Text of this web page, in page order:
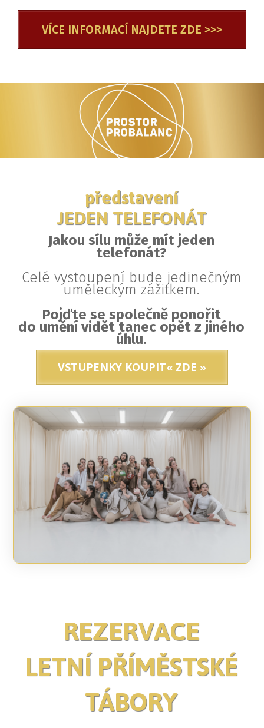
VÍCE INFORMACÍ NAJDETE ZDE >>>
představení
JEDEN TELEFONÁT
Jakou sílu může mít jeden
telefonát?
Celé vystoupení bude jedinečným
uměleckým zážitkem.
Pojďte se společně ponořit
do umění vidět tanec opět z jiného
úhlu.
VSTUPENKY KOUPIT« ZDE »
REZERVACE
LETNÍ PŘÍMĚSTSKÉ
TÁBORY